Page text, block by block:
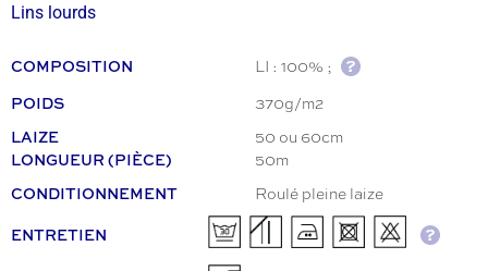
Lins lourds
COMPOSITION LI : 100% ;
POIDS 370g/m2
LAIZE 50 ou 60cm
LONGUEUR (PIÈCE) 50m
CONDITIONNEMENT Roulé pleine laize
ENTRETIEN